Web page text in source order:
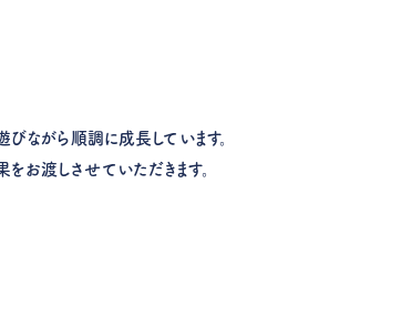
びながら順調に成長しています。
お渡しさせていただきます。